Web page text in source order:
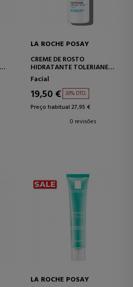
LA ROCHE POSAY
CREME DE ROSTO
HIDRATANTE TOLERIANE
DERMALLERGO EYE
Facial
19,50 € 30% DTO.
Preço habitual 27,95 €
0 revisões
LA ROCHE POSAY